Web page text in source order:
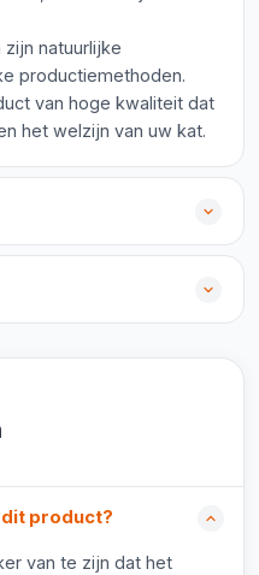
natuurlijke
productiemethoden.
van hoge kwaliteit dat
het welzijn van uw kat.
product?
van te zijn dat het